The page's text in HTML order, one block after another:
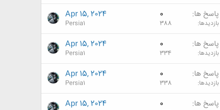
پاسخ ها 0
بازدیدها 388
Apr 15, 2024
Persia1
پاسخ ها 0
بازدیدها 334
Apr 15, 2024
Persia1
پاسخ ها 0
بازدیدها 338
Apr 15, 2024
Persia1
پاسخ ها 0
Apr 15, 2024